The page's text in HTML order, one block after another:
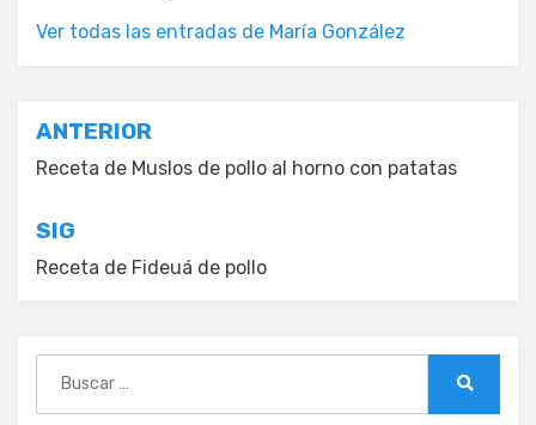
Ver todas las entradas de María González
Navegación
de
entradas
ANTERIOR
Receta de Muslos de pollo al horno con patatas
SIG
Receta de Fideuá de pollo